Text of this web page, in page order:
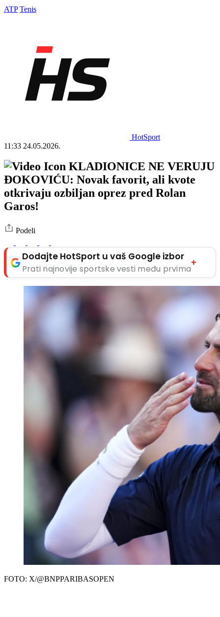
ATP Tenis
HotSport
11:33 24.05.2026.
KLADIONICE NE VERUJU
ĐOKOVIĆU: Novak favorit, ali kvote
otkrivaju ozbiljan oprez pred Rolan
Garos!
Podeli
Dodajte HotSport u vaš Google izbor
Prati najnovije sportske vesti među prvima
+
FOTO: X/@BNPPARIBASOPEN